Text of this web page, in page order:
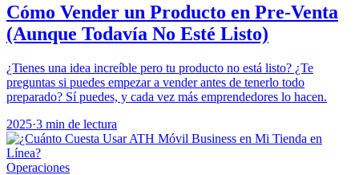
Cómo Vender un Producto en Pre-Venta
(Aunque Todavía No Esté Listo)
¿Tienes una idea increíble pero tu producto no está listo? ¿Te
preguntas si puedes empezar a vender antes de tenerlo todo
preparado? Sí puedes, y cada vez más emprendedores lo hacen.
2025·3 min de lectura
Operaciones